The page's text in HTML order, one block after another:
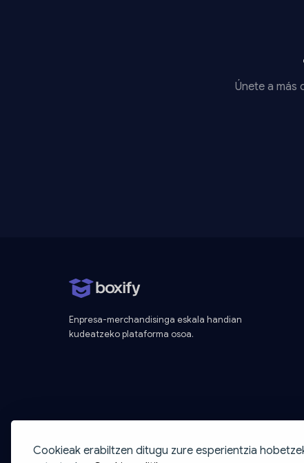
Cookieak erabiltzen ditugu zure esperientzia
Únete a más
Enpresa-merchandisinga eskala handian
kudeatzeko plataforma osoa.